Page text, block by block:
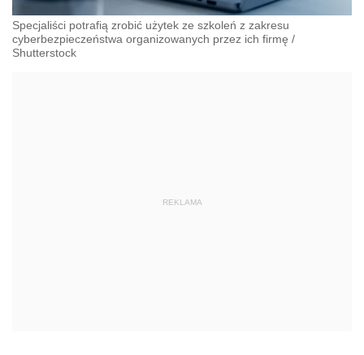
Specjaliści potrafią zrobić użytek ze szkoleń z zakresu
cyberbezpieczeństwa organizowanych przez ich firmę /
Shutterstock